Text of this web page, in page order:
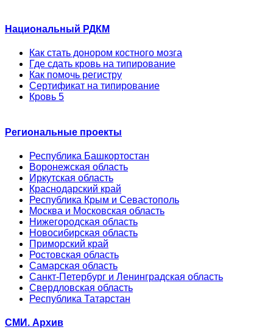
Национальный РДКМ
Как стать донором костного мозга
Где сдать кровь на типирование
Как помочь регистру
Сертификат на типирование
Кровь 5
Региональные проекты
Республика Башкортостан
Воронежская область
Иркутская область
Краснодарский край
Республика Крым и Севастополь
Москва и Московская область
Нижегородская область
Новосибирская область
Приморский край
Ростовская область
Самарская область
Санкт-Петербург и Ленинградская область
Свердловская область
Республика Татарстан
СМИ. Архив